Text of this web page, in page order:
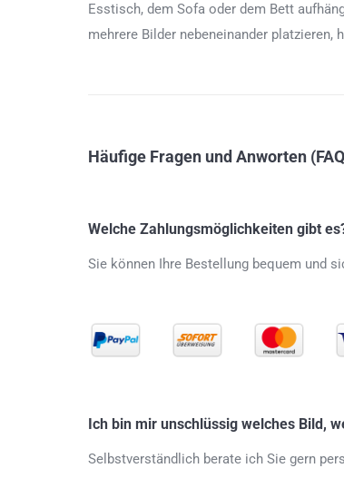
Esstisch, dem Sofa oder dem Bett
mehrere Bilder nebeneinander
Häufige Fragen und Anworten
Welche Zahlungsmöglichkeiten gibt
Sie können Ihre Bestellung bequem und
Ich bin mir unschlüssig welches Bild,
Selbstverständlich berate ich Sie gern